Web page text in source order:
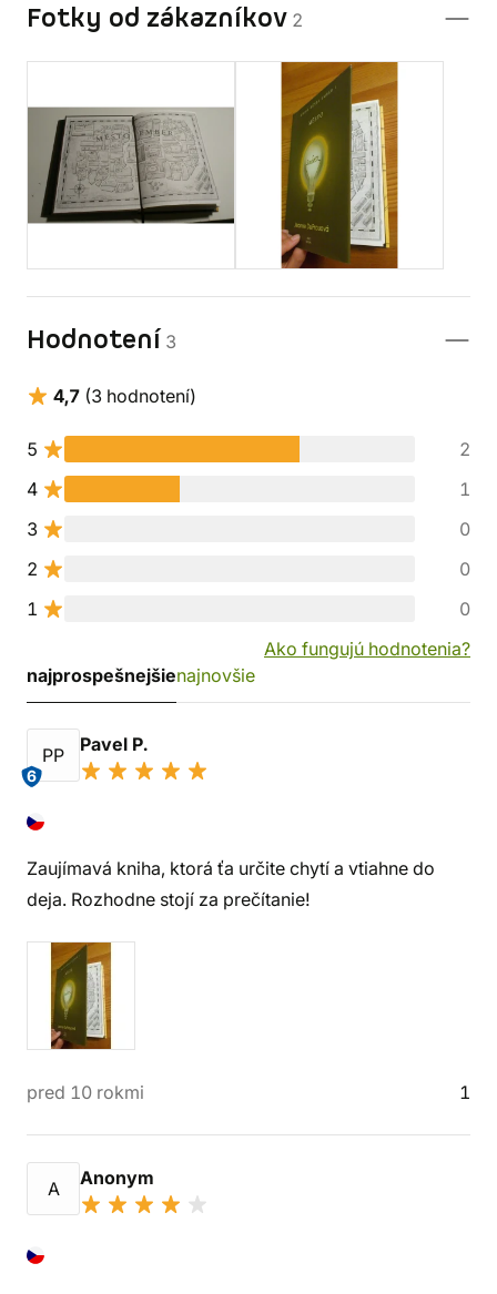
Fotky od zákazníkov 2
Hodnotení 3
4,7 (3 hodnotení)
5
2
4
1
3
0
2
0
1
0
Ako fungujú hodnotenia?
najprospešnejšienajnovšie
PP
6
Pavel P.
Zaujímavá kniha, ktorá ťa určite chytí a vtiahne do
deja. Rozhodne stojí za prečítanie!
pred 10 rokmi 1
A Anonym